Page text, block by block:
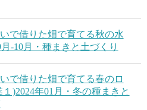
で借りた畑で育てる秋の水
-10月・種まきと土づくり
で借りた畑で育てる春のロ
)2024年01月・冬の種まきと